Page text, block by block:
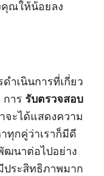
คุณให้น้อยลง
เนินการที่เกี่ยว
การ รับตรวจสอบ
จะได้แสดงความ
ทุกคู่ว่าเราก็มีดี
ฒนาต่อไปอย่าง
ประสิทธิภาพมาก